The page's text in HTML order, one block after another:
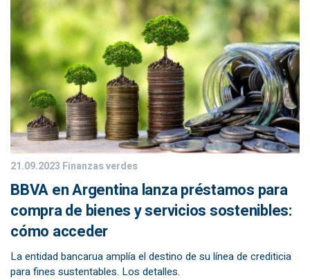
21.09.2023 Finanzas verdes
BBVA en Argentina lanza préstamos para
compra de bienes y servicios sostenibles:
cómo acceder
La entidad bancarua amplía el destino de su línea de crediticia
para fines sustentables. Los detalles.